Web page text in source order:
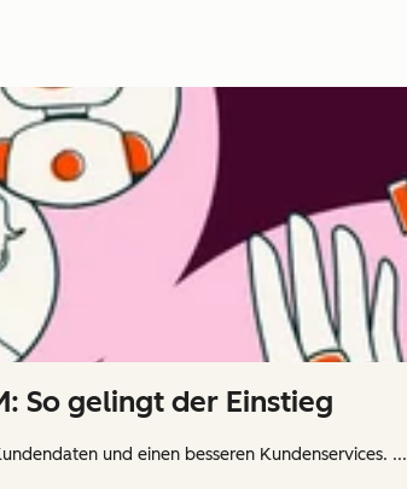
So gelingt der Einstieg
und einen besseren Kundenservices. ...